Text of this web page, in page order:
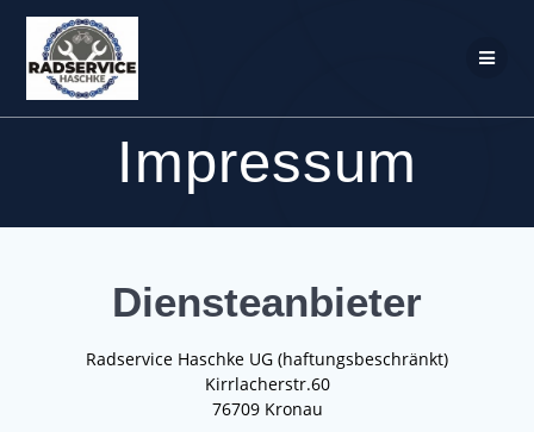
Impressum
Diensteanbieter
Radservice Haschke UG (haftungsbeschränkt)
Kirrlacherstr.60
76709 Kronau